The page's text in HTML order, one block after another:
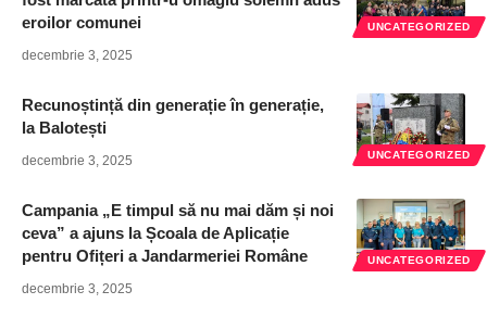
UNCATEGORIZED
eroilor comunei
decembrie 3, 2025
UNCATEGORIZED
Recunoștință din generație în generație,
la Balotești
decembrie 3, 2025
UNCATEGORIZED
Campania „E timpul să nu mai dăm și noi
ceva” a ajuns la Școala de Aplicație
pentru Ofițeri a Jandarmeriei Române
decembrie 3, 2025